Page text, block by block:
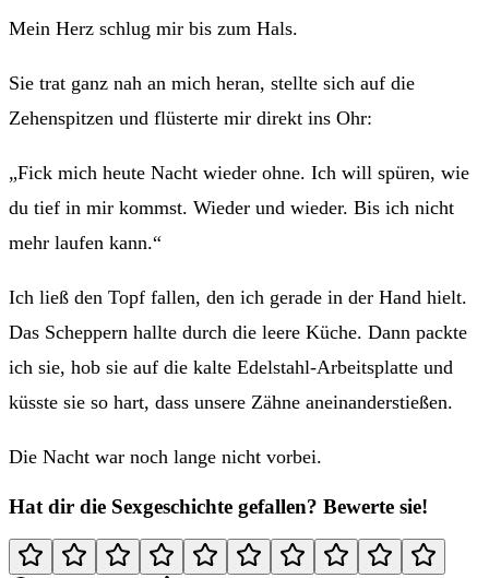
Mein Herz schlug mir bis zum Hals.
Sie trat ganz nah an mich heran, stellte sich auf die
Zehenspitzen und flüsterte mir direkt ins Ohr:
„Fick mich heute Nacht wieder ohne. Ich will spüren, wie
du tief in mir kommst. Wieder und wieder. Bis ich nicht
mehr laufen kann.“
Ich ließ den Topf fallen, den ich gerade in der Hand hielt.
Das Scheppern hallte durch die leere Küche. Dann packte
ich sie, hob sie auf die kalte Edelstahl-Arbeitsplatte und
küsste sie so hart, dass unsere Zähne aneinanderstießen.
Die Nacht war noch lange nicht vorbei.
Hat dir die Sexgeschichte gefallen? Bewerte sie!